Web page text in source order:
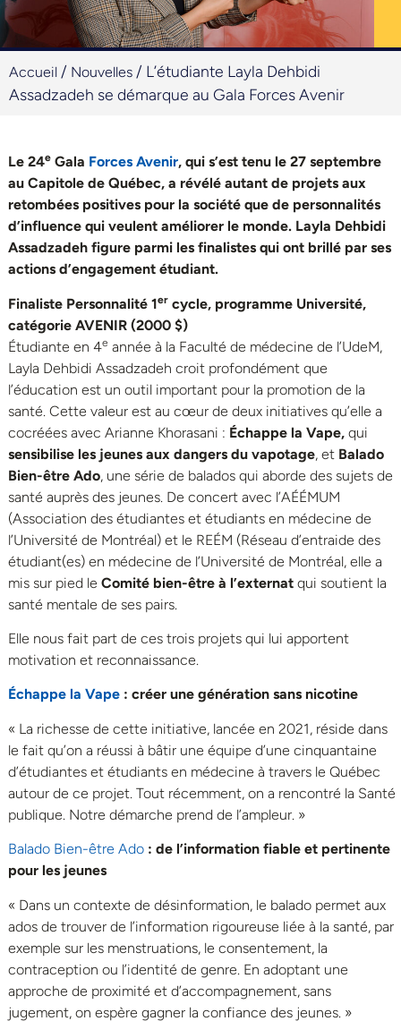
Accueil / Nouvelles / L’étudiante Layla Dehbidi
Assadzadeh se démarque au Gala Forces Avenir
Le 24e Gala Forces Avenir, qui s’est tenu le 27 septembre
au Capitole de Québec, a révélé autant de projets aux
retombées positives pour la société que de personnalités
d’influence qui veulent améliorer le monde. Layla Dehbidi
Assadzadeh figure parmi les finalistes qui ont brillé par ses
actions d’engagement étudiant.
Finaliste Personnalité 1er cycle, programme Université,
catégorie AVENIR (2000 $)
Étudiante en 4e année à la Faculté de médecine de l’UdeM,
Layla Dehbidi Assadzadeh croit profondément que
l’éducation est un outil important pour la promotion de la
santé. Cette valeur est au cœur de deux initiatives qu’elle a
cocréées avec Arianne Khorasani : Échappe la Vape, qui
sensibilise les jeunes aux dangers du vapotage, et Balado
Bien-être Ado, une série de balados qui aborde des sujets de
santé auprès des jeunes. De concert avec l’AÉÉMUM
(Association des étudiantes et étudiants en médecine de
l’Université de Montréal) et le REÉM (Réseau d’entraide des
étudiant(es) en médecine de l’Université de Montréal, elle a
mis sur pied le Comité bien-être à l’externat qui soutient la
santé mentale de ses pairs.
Elle nous fait part de ces trois projets qui lui apportent
motivation et reconnaissance.
Échappe la Vape : créer une génération sans nicotine
« La richesse de cette initiative, lancée en 2021, réside dans
le fait qu’on a réussi à bâtir une équipe d’une cinquantaine
d’étudiantes et étudiants en médecine à travers le Québec
autour de ce projet. Tout récemment, on a rencontré la Santé
publique. Notre démarche prend de l’ampleur. »
Balado Bien-être Ado : de l’information fiable et pertinente
pour les jeunes
« Dans un contexte de désinformation, le balado permet aux
ados de trouver de l’information rigoureuse liée à la santé, par
exemple sur les menstruations, le consentement, la
contraception ou l’identité de genre. En adoptant une
approche de proximité et d’accompagnement, sans
jugement, on espère gagner la confiance des jeunes. »